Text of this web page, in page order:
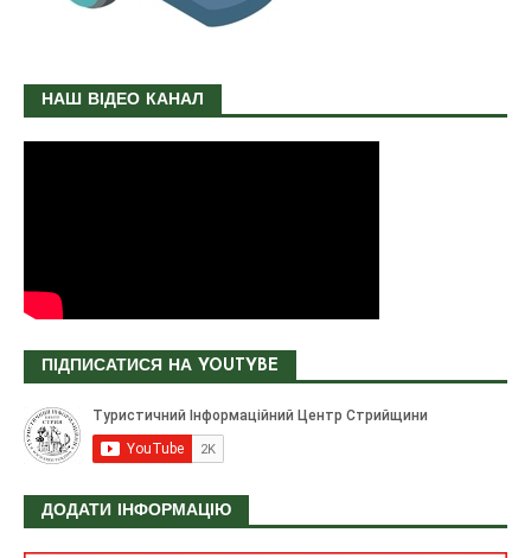
НАШ ВІДЕО КАНАЛ
ПІДПИСАТИСЯ НА YOUTYBE
ДОДАТИ ІНФОРМАЦІЮ